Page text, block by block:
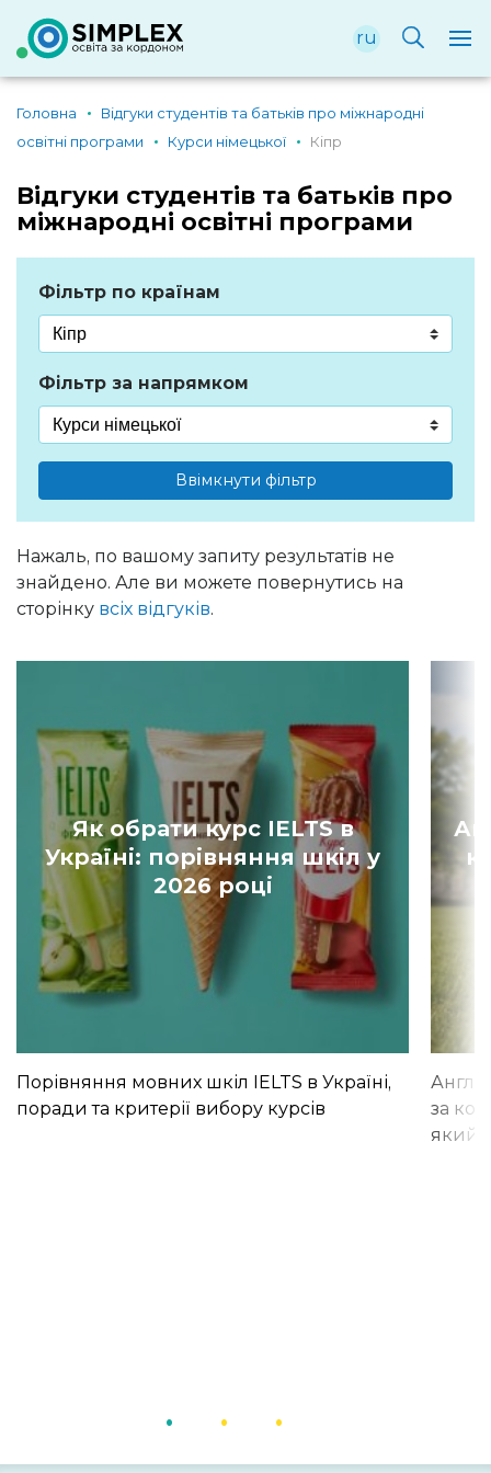
ru
Головна
Відгуки студентів та батьків про міжнародні
освітні програми
Курси німецької Кіпр
Відгуки студентів та батьків про
міжнародні освітні програми
Фільтр по країнам
Фільтр за напрямком
Ввімкнути фільтр
Нажаль, по вашому запиту результатів не
знайдено. Але ви можете повернутись на
сторінку всіх відгуків.
Як обрати курс IELTS в
Україні: порівняння шкіл у
2026 році
Порівняння мовних шкіл IELTS в Україні,
поради та критерії вибору курсів
за
який